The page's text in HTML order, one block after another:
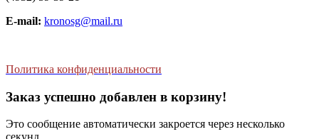
E-mail: kronosg@mail.ru
Политика конфиденциальности
Заказ успешно добавлен в корзину!
Это сообщение автоматически закроется через несколько